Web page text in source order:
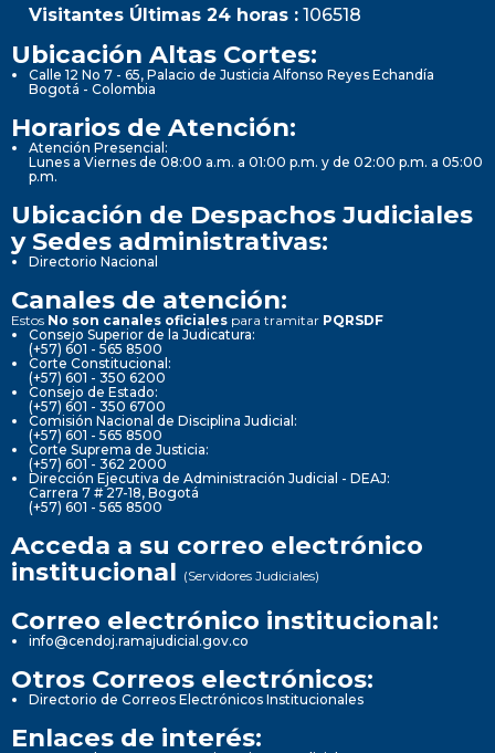
Visitantes Últimas 24 horas : 106518
Ubicación Altas Cortes:
Calle 12 No 7 - 65, Palacio de Justicia Alfonso Reyes Echandía
Bogotá - Colombia
Horarios de Atención:
Atención Presencial:
Lunes a Viernes de 08:00 a.m. a 01:00 p.m. y de 02:00 p.m. a 05:00
p.m.
Ubicación de Despachos Judiciales
y Sedes administrativas:
Directorio Nacional
Canales de atención:
Estos No son canales oficiales para tramitar PQRSDF
Consejo Superior de la Judicatura:
(+57) 601 - 565 8500
Corte Constitucional:
(+57) 601 - 350 6200
Consejo de Estado:
(+57) 601 - 350 6700
Comisión Nacional de Disciplina Judicial:
(+57) 601 - 565 8500
Corte Suprema de Justicia:
(+57) 601 - 362 2000
Dirección Ejecutiva de Administración Judicial - DEAJ:
Carrera 7 # 27-18, Bogotá
(+57) 601 - 565 8500
Acceda a su correo electrónico
institucional (Servidores Judiciales)
Correo electrónico institucional:
info@cendoj.ramajudicial.gov.co
Otros Correos electrónicos:
Directorio de Correos Electrónicos Institucionales
Enlaces de interés: